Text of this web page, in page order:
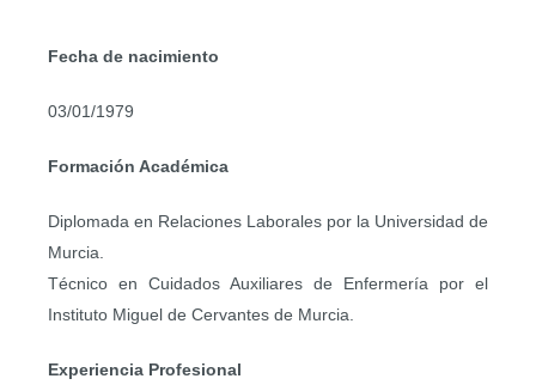
Fecha de nacimiento
03/01/1979
Formación Académica
Diplomada en Relaciones Laborales por la Universidad de
Murcia.
Técnico en Cuidados Auxiliares de Enfermería por el
Instituto Miguel de Cervantes de Murcia.
Experiencia Profesional